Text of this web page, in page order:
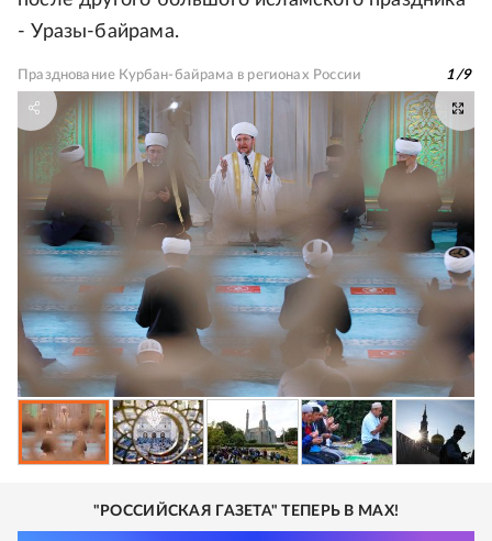
- Уразы-байрама.
Празднование Курбан-байрама в регионах России 1/9
"РОССИЙСКАЯ ГАЗЕТА" ТЕПЕРЬ В MAX!